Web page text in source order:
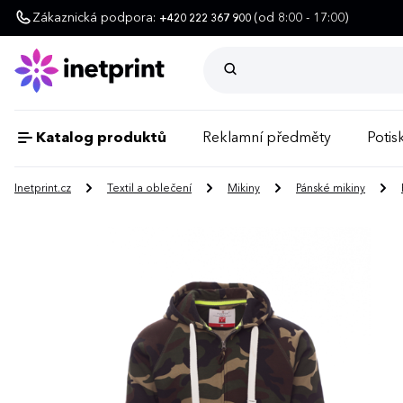
Zákaznická podpora: +420 222 367 900 (od 8:00 - 17:00)
Katalog produktů Reklamní předměty
Inetprint.cz Textil a oblečení Mikiny Pánské mikiny